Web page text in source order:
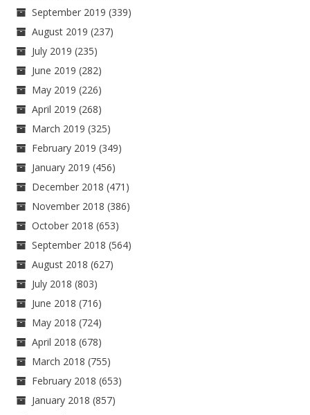
September 2019 (339)
August 2019 (237)
July 2019 (235)
June 2019 (282)
May 2019 (226)
April 2019 (268)
March 2019 (325)
February 2019 (349)
January 2019 (456)
December 2018 (471)
November 2018 (386)
October 2018 (653)
September 2018 (564)
August 2018 (627)
July 2018 (803)
June 2018 (716)
May 2018 (724)
April 2018 (678)
March 2018 (755)
February 2018 (653)
January 2018 (857)